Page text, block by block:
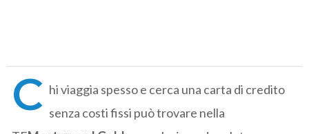
C hi viaggia spesso e cerca una carta di credito
senza costi fissi può trovare nella